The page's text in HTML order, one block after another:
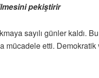
pekiştirir
sayılı günler kaldı.
mücadele etti.